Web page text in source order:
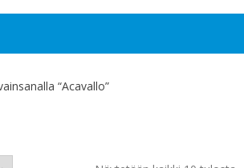
“Acavallo”